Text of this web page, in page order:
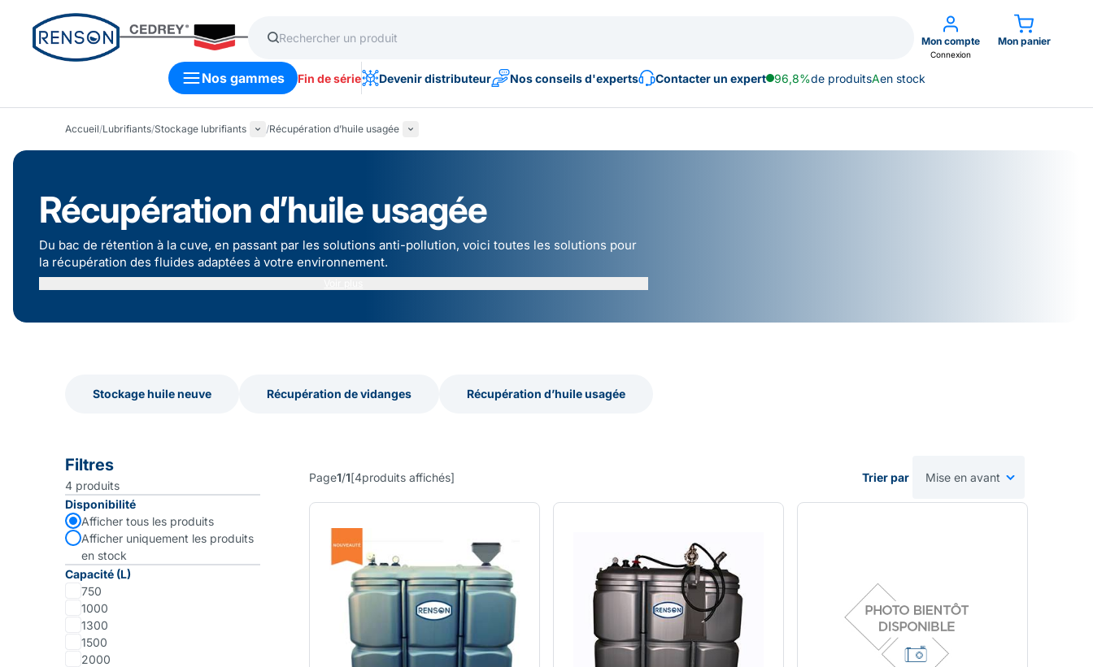
Mon compte
Connexion
Mon panier
Nos gammes Fin de série Devenir distributeur Nos conseils d'experts Contacter un expert 96,8%de produitsAen stock
Accueil/Lubrifiants/Stockage lubrifiants /Récupération d’huile usagée
Récupération d’huile usagée
Du bac de rétention à la cuve, en passant par les solutions anti-pollution, voici toutes les solutions pour
la récupération des fluides adaptées à votre environnement.
Stockage huile neuve
Récupération de vidanges
Récupération d’huile usagée
Filtres
4 produits
Disponibilité
Afficher tous les produits
Afficher uniquement les produits
en stock
Capacité (L)
750
1000
1300
1500
2000
Page1/1[4produits affichés] Trier par